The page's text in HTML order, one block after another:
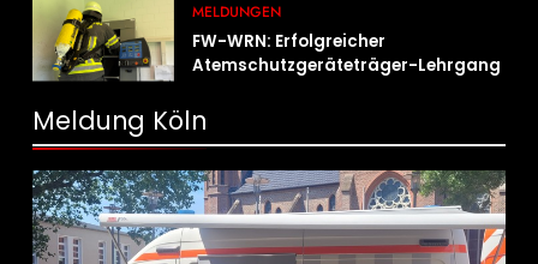
MELDUNGEN
FW-WRN: Erfolgreicher
Atemschutzgeräteträger-Lehrgang
Meldung Köln